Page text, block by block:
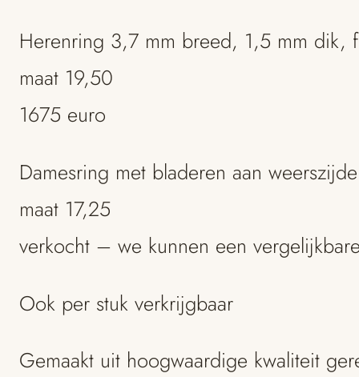
Herenring 3,7 mm breed, 1,5 mm dik,
maat 19,50
1675 euro
Damesring met bladeren aan
maat 17,25
verkocht – we kunnen een
Ook per stuk verkrijgbaar
Gemaakt uit hoogwaardige kwaliteit